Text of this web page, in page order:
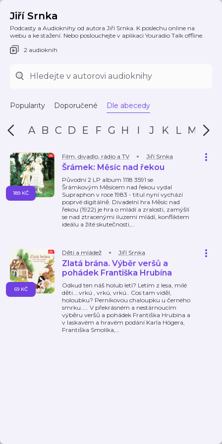
Jiří Srnka
Podcasty a Audioknihy od autora Jiří Srnka. K poslechu online na
webu a ke stažení. Nebo poslouchejte v aplikaci Youradio Talk offline.
2 audioknih
Popularity Doporučené Dle abecedy
A B C D E F G H I J K L M N
Film, divadlo, rádio a TV Jiří Srnka
Šrámek: Měsíc nad řekou
Původní 2 LP album 1118 3591 se
Šrámkovým Měsícem nad řekou vydal
Supraphon v roce 1983 - titul nyní vychází
poprvé digitálně. Divadelní hra Měsíc nad
řekou (1922) je hra o mládí a zralosti, zamýšlí
se nad ztracenými iluzemi mládí, konfliktem
ideálu a žité skutečnosti,…
189 KČ
Děti a mládež Jiří Srnka
Zlatá brána. Výběr veršů a
pohádek Františka Hrubína
Odkud ten náš holub letí? Letím z lesa, milé
děti....vrkú , vrkú, vrkú.. Cos tam viděl,
holoubku? Perníkovou chaloupku u černého
smrku..... V překrásném a nestárnoucím
výběru veršů a pohádek Františka Hrubína a
v laskavém a hravém podání Karla Högera,
Františka Smolíka,…
69 KČ